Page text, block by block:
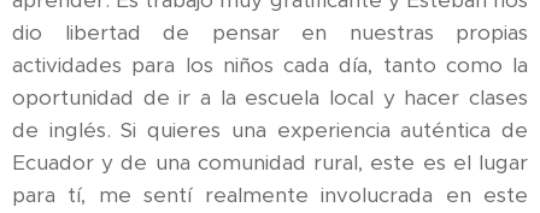
dio libertad de pensar en nuestras propias
actividades para los niños cada día, tanto como la
oportunidad de ir a la escuela local y hacer clases
de inglés. Si quieres una experiencia auténtica de
Ecuador y de una comunidad rural, este es el lugar
para tí, me sentí realmente involucrada en este